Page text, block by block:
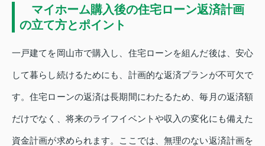
マイホーム購入後の住宅ローン返済計画
の立て方とポイント
一戸建てを岡山市で購入し、住宅ローンを組んだ後は、安心
して暮らし続けるためにも、計画的な返済プランが不可欠で
す。住宅ローンの返済は長期間にわたるため、毎月の返済額
だけでなく、将来のライフイベントや収入の変化にも備えた
資金計画が求められます。ここでは、無理のない返済計画を